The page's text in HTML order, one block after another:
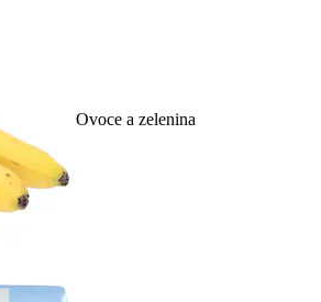
Ovoce a zelenina